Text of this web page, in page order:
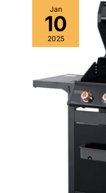
Jan
10
2025